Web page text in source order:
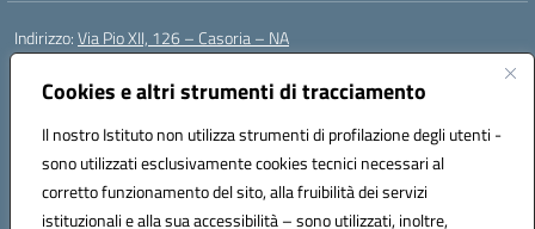
Cookies e altri strumenti di tracciamento
Il nostro Istituto non utilizza strumenti di profilazione degli utenti -
sono utilizzati esclusivamente cookies tecnici necessari al
corretto funzionamento del sito, alla fruibilità dei servizi
istituzionali e alla sua accessibilità – sono utilizzati, inoltre,
Indirizzo:Via Pio XII, 126 – Casoria – NA
Centralino:
Posta elettronica certificata (PEC):naic8et00d@pec.istruzione.it
Codice fiscale: 93056760635
Codice meccanografico:NAIC8ET00D
Codice Indice delle Pubbliche Amministrazioni (IPA): clcc_063
Codice unico di fatturazione (CUF): UFVE8K